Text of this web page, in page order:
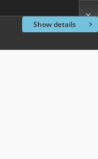
Show details